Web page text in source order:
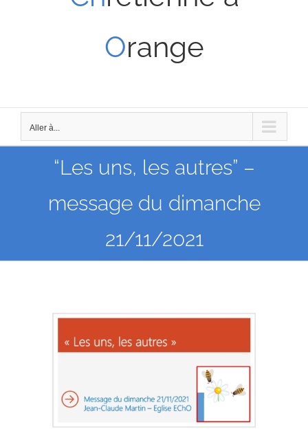
Orange
Aller à...
“Les uns, les autres” –
message du dimanche
21/11/2021
Voir
l'image